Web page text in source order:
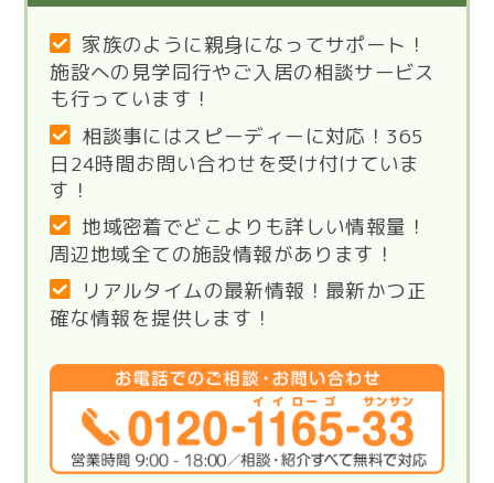
家族のように親身になってサポート！
施設への見学同行やご入居の相談サービス
も行っています！
相談事にはスピーディーに対応！365
日24時間お問い合わせを受け付けていま
す！
地域密着でどこよりも詳しい情報量！
周辺地域全ての施設情報があります！
リアルタイムの最新情報！最新かつ正
確な情報を提供します！